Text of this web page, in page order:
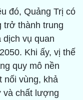
đó, Quảng Trị có
trở thành trung
vụ quan
Khi ấy, vị thế
quy mô nền
nối vùng, khả
và chất lượng